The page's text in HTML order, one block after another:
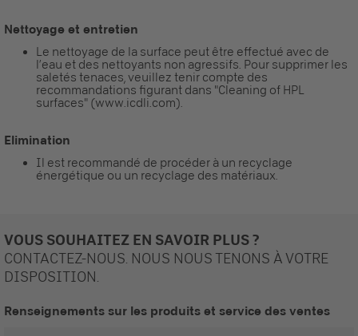
Nettoyage et entretien
Le nettoyage de la surface peut être effectué avec de
l’eau et des nettoyants non agressifs. Pour supprimer les
saletés tenaces, veuillez tenir compte des
recommandations figurant dans "Cleaning of HPL
surfaces" (www.icdli.com).
Elimination
Il est recommandé de procéder à un recyclage
énergétique ou un recyclage des matériaux.
VOUS SOUHAITEZ EN SAVOIR PLUS ?
CONTACTEZ-NOUS. NOUS NOUS TENONS À VOTRE
DISPOSITION.
Renseignements sur les produits et service des ventes